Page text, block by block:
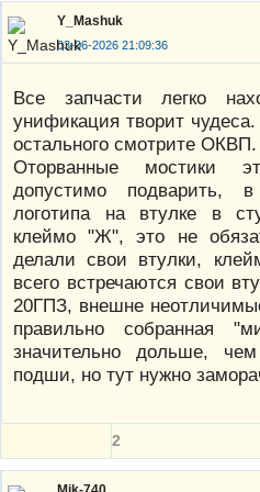
Y_Mashuk
03-06-2026 21:09:36
Все запчасти легко
унификация творит
остального смотрите ОКВП.
Оторванные мостики
допустимо подварить,
логотипа на втулке в
клеймо "Ж", это не
делали свои втулки,
всего встречаются свои
20ГПЗ, внешне
правильно собранная
значительно дольше,
подши, но тут нужно
2